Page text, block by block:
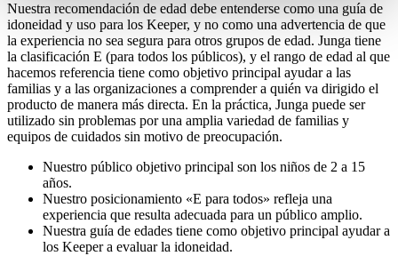
Nuestra recomendación de edad debe entenderse como una guía de
idoneidad y uso para los Keeper, y no como una advertencia de que
la experiencia no sea segura para otros grupos de edad. Junga tiene
la clasificación E (para todos los públicos), y el rango de edad al que
hacemos referencia tiene como objetivo principal ayudar a las
familias y a las organizaciones a comprender a quién va dirigido el
producto de manera más directa. En la práctica, Junga puede ser
utilizado sin problemas por una amplia variedad de familias y
equipos de cuidados sin motivo de preocupación.
Nuestro público objetivo principal son los niños de 2 a 15
años.
Nuestro posicionamiento «E para todos» refleja una
experiencia que resulta adecuada para un público amplio.
Nuestra guía de edades tiene como objetivo principal ayudar a
los Keeper a evaluar la idoneidad.